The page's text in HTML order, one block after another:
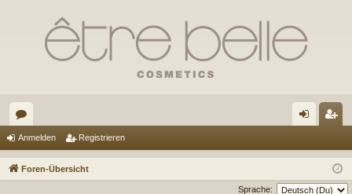
or
en m
el
ist
rie
Anmelden Registrieren
Foren-Übersicht
Sprache: